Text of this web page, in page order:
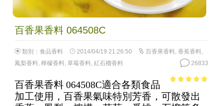
百香果香料 064508C
類別： 食品香料 2014/04/19 21:26:50 百香果香料, 香蕉香料,
鳳梨香料, 檸檬香料, 草莓香料, 紅石榴香料 26833
5
百香果香料 064508C適合各類食品
加工使用，百香果氣味特別芳香，可散發出